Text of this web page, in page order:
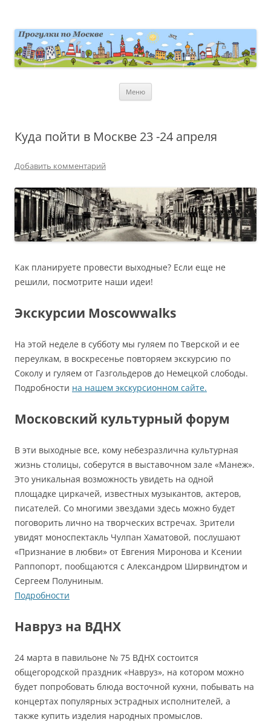
Меню
Куда пойти в Москве 23 -24 апреля
Добавить комментарий
Как планируете провести выходные? Если еще не
решили, посмотрите наши идеи!
Экскурсии Moscowwalks
На этой неделе в субботу мы гуляем по Тверской и ее
переулкам, в воскресенье повторяем экскурсию по
Соколу и гуляем от Газгольдеров до Немецкой слободы.
Подробности на нашем экскурсионном сайте.
Московский культурный форум
В эти выходные все, кому небезразлична культурная
жизнь столицы, соберутся в выставочном зале «Манеж».
Это уникальная возможность увидеть на одной
площадке циркачей, известных музыкантов, актеров,
писателей. Со многими звездами здесь можно будет
поговорить лично на творческих встречах. Зрители
увидят моноспектакль Чулпан Хаматовой, послушают
«Признание в любви» от Евгения Миронова и Ксении
Раппопорт, пообщаются с Александром Ширвиндтом и
Сергеем Полуниным.
Подробности
Навруз на ВДНХ
24 марта в павильоне № 75 ВДНХ состоится
общегородской праздник «Навруз», на котором можно
будет попробовать блюда восточной кухни, побывать на
концертах популярных эстрадных исполнителей, а
также купить изделия народных промыслов.